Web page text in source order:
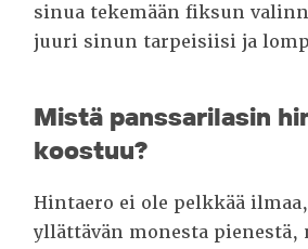
sinua tekemään fiksun
juuri sinun tarpeisiisi ja
Mistä panssarilasin
koostuu?
Hintaero ei ole pelkkää
yllättävän monesta pienestä,